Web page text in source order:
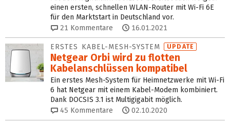
einen ersten, schnellen WLAN-Router mit Wi-Fi 6E
für den Marktstart in Deutschland vor.
21 Kommentare 16.01.2021
ERSTES KABEL-MESH-SYSTEM UPDATE
Netgear Orbi wird zu flotten
Kabelanschlüssen kompatibel
Ein erstes Mesh-System für Heimnetzwerke mit Wi-Fi
6 hat Netgear mit einem Kabel-Modem kombiniert.
Dank DOCSIS 3.1 ist Multigigabit möglich.
45 Kommentare 02.10.2020